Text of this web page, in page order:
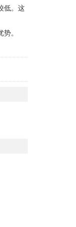
低。这
。